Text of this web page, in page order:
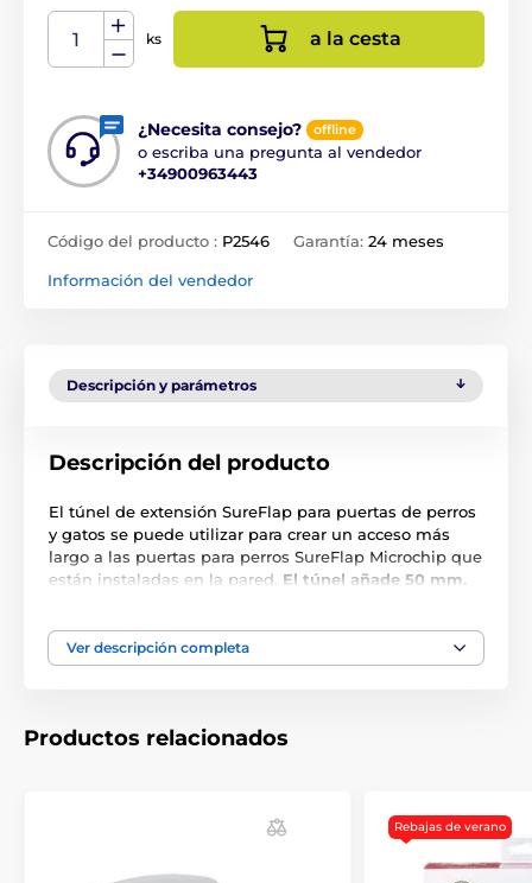
ks a la cesta
¿Necesita consejo? offline
o escriba una pregunta al vendedor
+34900963443
Código del producto : P2546 Garantía: 24 meses
Información del vendedor
Descripción y parámetros
Descripción del producto
El túnel de extensión SureFlap para puertas de perros
y gatos se puede utilizar para crear un acceso más
largo a las puertas para perros SureFlap Microchip que
están instaladas en la pared. El túnel añade 50 mm.
previo aviso. Las imágenes tienen únicamente
carácter ilustrativo.
El producto aparece en las categorías
Ver descripción completa
Productos relacionados
Rebajas de verano